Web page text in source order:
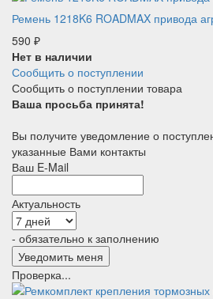
Ремень 1218K6 ROADMAX привода
590 ₽
Нет в наличии
Сообщить о поступлении
Сообщить о поступлении товара
Ваша просьба принята!
Вы получите уведомление о
указанные Вами контакты
Ваш E-Mail
Актуальность
- обязательно к заполнению
Проверка...